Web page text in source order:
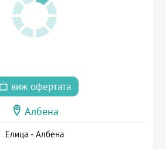
виж офертата
Албена
Елица - Албена